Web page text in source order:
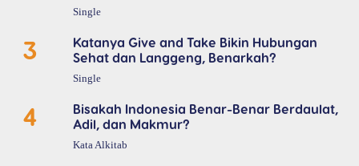
Single
3
Katanya Give and Take Bikin Hubungan
Sehat dan Langgeng, Benarkah?
Single
4
Bisakah Indonesia Benar-Benar Berdaulat,
Adil, dan Makmur?
Kata Alkitab